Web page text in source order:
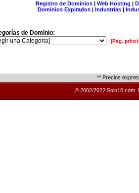
Registro de Dominios| Web Hosting |
Dominios Expirados | Industrias |
de Dominio:
[Pág.
** Precios
© 2002/2022 Solo10.com